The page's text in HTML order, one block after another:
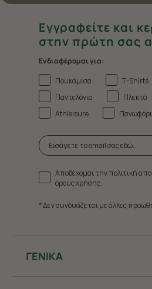
ΓΕΝΙΚΑ
Εγγραφείτε και
στην πρώτη σας
Ενδιαφέρομαι για:
Πουκάμισα
T-Shirts
Παντελόνια
Πλεκτά
Athleisure
Αποδέχομαι την πολιτική
όρους χρήσης.
* Δεν συνδυάζεται με άλλες